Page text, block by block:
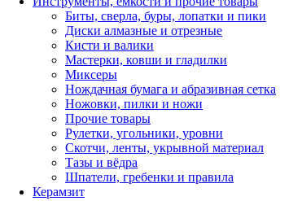
Биты, сверла, буры, лопатки и пики
Диски алмазные и отрезные
Кисти и валики
Мастерки, ковши и гладилки
Миксеры
Нождачная бумага и абразивная сетка
Ножовки, пилки и ножи
Прочие товары
Рулетки, угольники, уровни
Скотчи, ленты, укрывной материал
Тазы и вёдра
Шпатели, гребенки и правила
Керамзит